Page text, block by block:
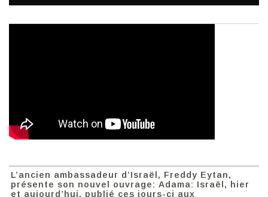
L’ancien ambassadeur d’Israël, Freddy Eytan,
présente son nouvel ouvrage: Adama: Israël, hier
et aujourd’hui, publié ces jours-ci aux